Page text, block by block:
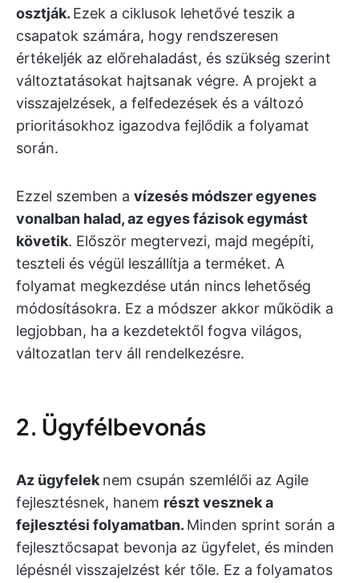
osztják. Ezek a ciklusok lehetővé teszik a
csapatok számára, hogy rendszeresen
értékeljék az előrehaladást, és szükség szerint
változtatásokat hajtsanak végre. A projekt a
visszajelzések, a felfedezések és a változó
prioritásokhoz igazodva fejlődik a folyamat
során.
Ezzel szemben a vízesés módszer egyenes
vonalban halad, az egyes fázisok egymást
követik. Először megtervezi, majd megépíti,
teszteli és végül leszállítja a terméket. A
folyamat megkezdése után nincs lehetőség
módosításokra. Ez a módszer akkor működik a
legjobban, ha a kezdetektől fogva világos,
változatlan terv áll rendelkezésre.
2. Ügyfélbevonás
Az ügyfelek nem csupán szemlélői az Agile
fejlesztésnek, hanem részt vesznek a
fejlesztési folyamatban. Minden sprint során a
fejlesztőcsapat bevonja az ügyfelet, és minden
lépésnél visszajelzést kér tőle. Ez a folyamatos